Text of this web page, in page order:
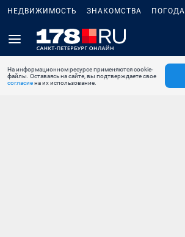
НЕДВИЖИМОСТЬ ЗНАКОМСТВА ПОГОДА
На информационном ресурсе применяются cookie-
файлы. Оставаясь на сайте, вы подтверждаете свое
согласиена их использование.